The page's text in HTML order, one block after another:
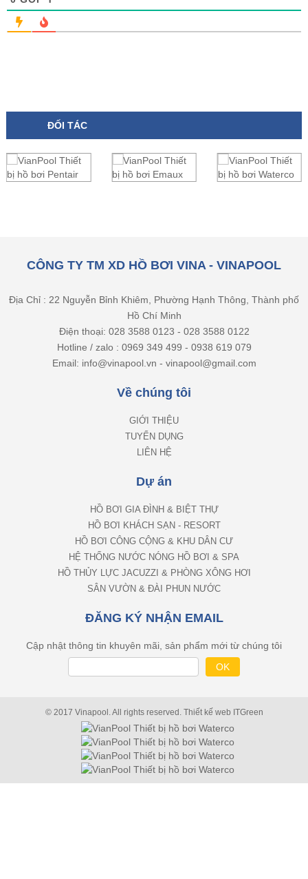
ĐỐI TÁC
CÔNG TY TM XD HỒ BƠI VINA - VINAPOOL
Địa Chỉ : 22 Nguyễn Bỉnh Khiêm, Phường Hạnh Thông, Thành phố
Hồ Chí Minh
Điện thoại: 028 3588 0123 - 028 3588 0122
Hotline / zalo : 0969 349 499 - 0938 619 079
Email: info@vinapool.vn - vinapool@gmail.com
Về chúng tôi
GIỚI THIỆU
TUYỂN DỤNG
LIÊN HỆ
Dự án
HỒ BƠI GIA ĐÌNH & BIỆT THỰ
HỒ BƠI KHÁCH SẠN - RESORT
HỒ BƠI CÔNG CỘNG & KHU DÂN CƯ
HỆ THỐNG NƯỚC NÓNG HỒ BƠI & SPA
HỒ THỦY LỰC JACUZZI & PHÒNG XÔNG HƠI
SÂN VƯỜN & ĐÀI PHUN NƯỚC
ĐĂNG KÝ NHẬN EMAIL
Cập nhật thông tin khuyên mãi, sản phẩm mới từ chúng tôi
© 2017 Vinapool. All rights reserved. Thiết kế web ITGreen